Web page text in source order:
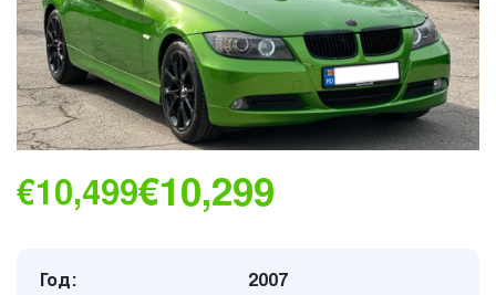
€10,499€10,299
Год:
2007